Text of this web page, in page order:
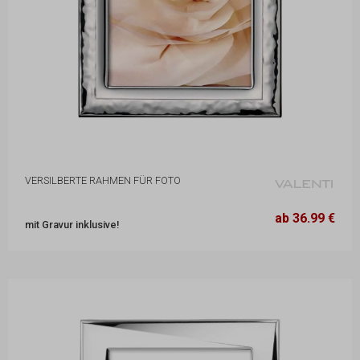
VERSILBERTE RAHMEN FÜR FOTO
mit Gravur inklusive! ab 36.99 €
13,2 x 17,3 cm
36.99 €